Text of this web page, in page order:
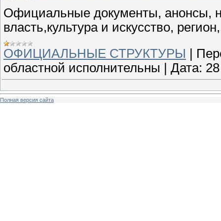
Официальные документы, анонсы,
власть,культура и искусство,
ОФИЦИАЛЬНЫЕ СТРУКТУРЫ
областной исполнительны
Дата:
Полная версия сайта